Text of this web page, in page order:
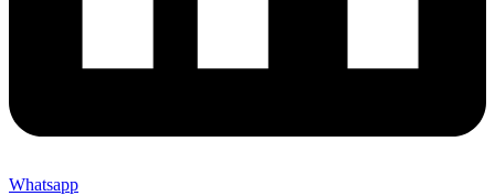
Whatsapp